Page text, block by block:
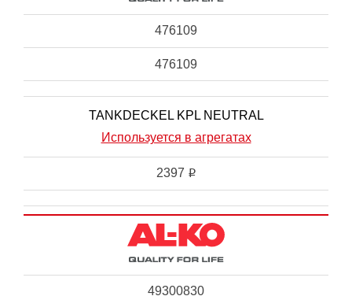
476109
476109
TANKDECKEL KPL NEUTRAL
Используется в агрегатах
2397 i
49300830